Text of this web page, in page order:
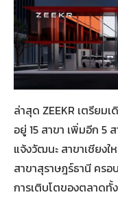
ล่าสุด ZEEKR เตรียม
อยู่ 15 สาขา เพิ่มอีก 5
แจ้งวัฒนะ สาขาเชียง
สาขาสุราษฎร์ธานี คร
การเติบโตของตลาดทั้